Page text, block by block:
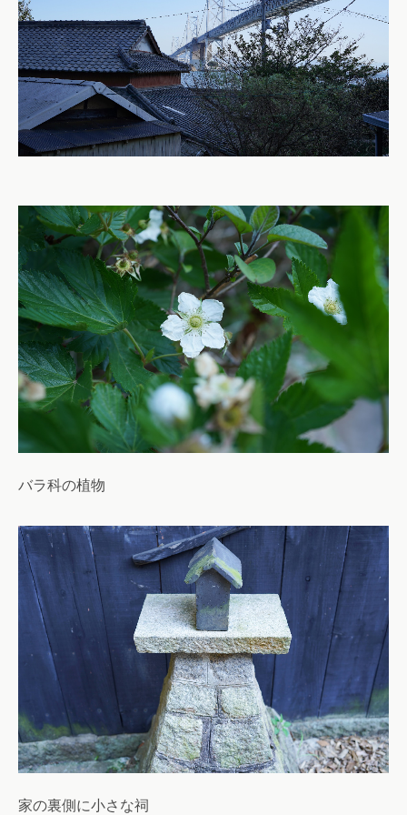
バラ科の植物
家の裏側に小さな祠